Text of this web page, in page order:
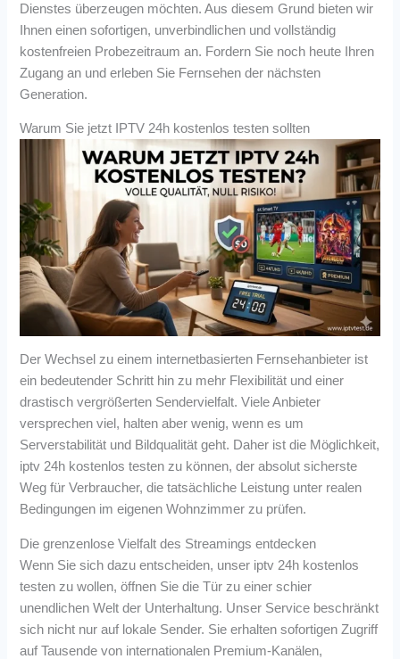
Dienstes überzeugen möchten. Aus diesem Grund bieten wir
Ihnen einen sofortigen, unverbindlichen und vollständig
kostenfreien Probezeitraum an. Fordern Sie noch heute Ihren
Zugang an und erleben Sie Fernsehen der nächsten
Generation.
Warum Sie jetzt IPTV 24h kostenlos testen sollten
Der Wechsel zu einem internetbasierten Fernsehanbieter ist
ein bedeutender Schritt hin zu mehr Flexibilität und einer
drastisch vergrößerten Sendervielfalt. Viele Anbieter
versprechen viel, halten aber wenig, wenn es um
Serverstabilität und Bildqualität geht. Daher ist die Möglichkeit,
iptv 24h kostenlos testen zu können, der absolut sicherste
Weg für Verbraucher, die tatsächliche Leistung unter realen
Bedingungen im eigenen Wohnzimmer zu prüfen.
Die grenzenlose Vielfalt des Streamings entdecken
Wenn Sie sich dazu entscheiden, unser iptv 24h kostenlos
testen zu wollen, öffnen Sie die Tür zu einer schier
unendlichen Welt der Unterhaltung. Unser Service beschränkt
sich nicht nur auf lokale Sender. Sie erhalten sofortigen Zugriff
auf Tausende von internationalen Premium-Kanälen,